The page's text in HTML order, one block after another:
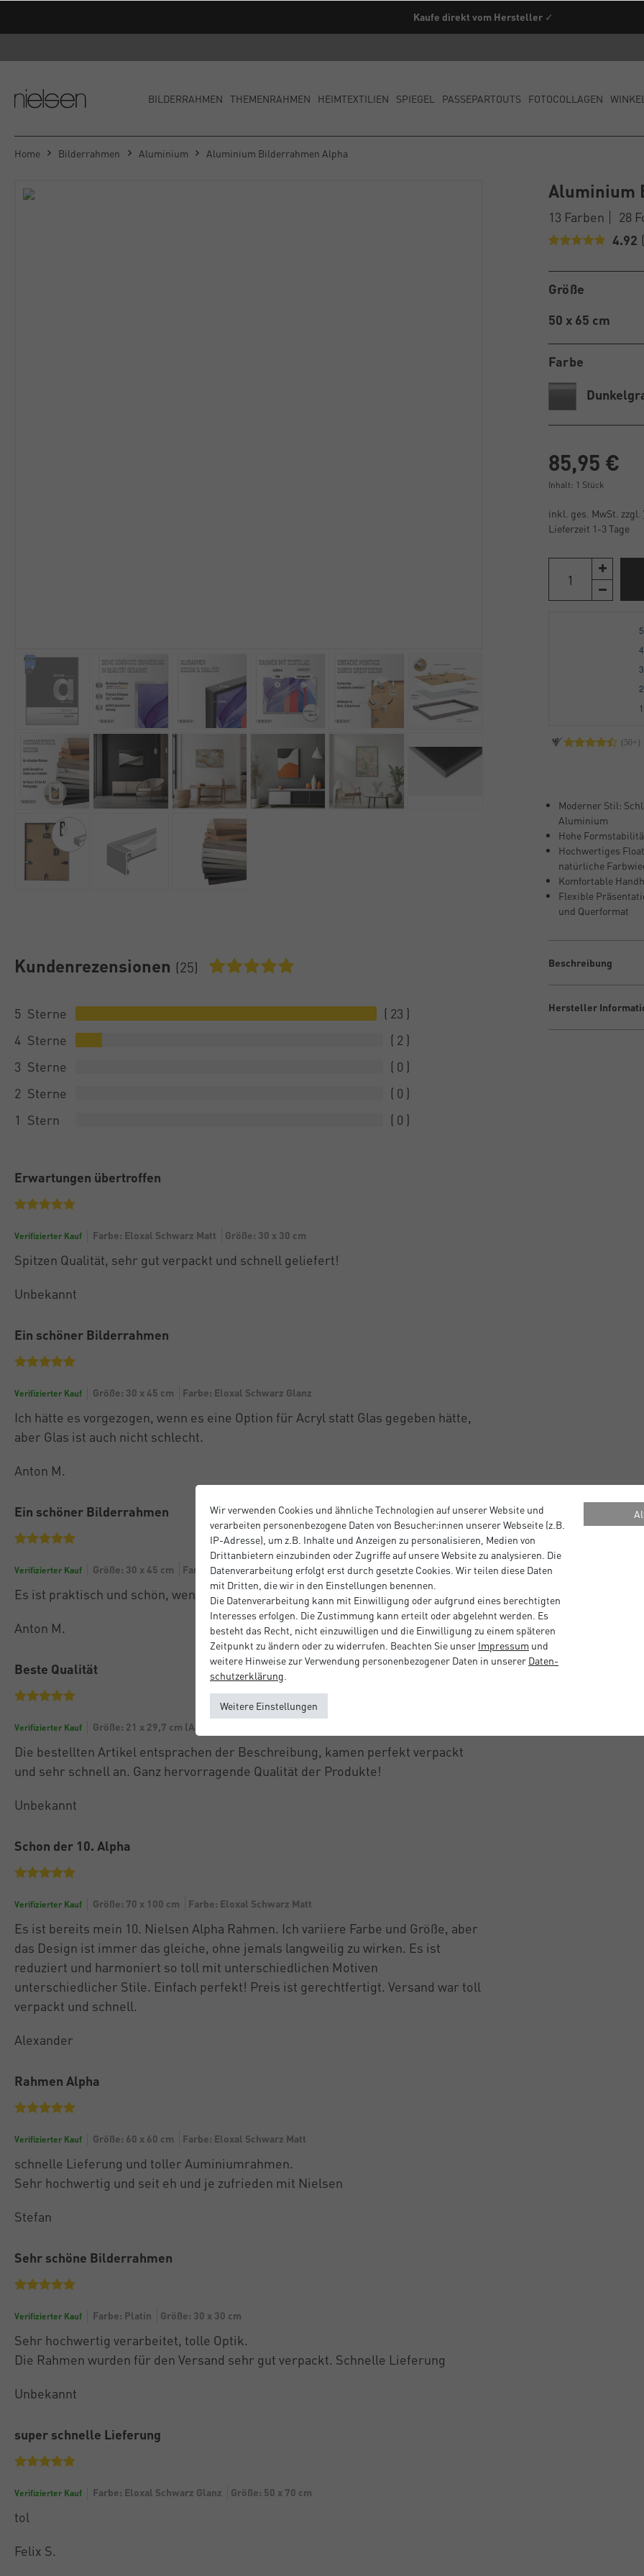
Kaufe direkt vom Hersteller ✓
BILDERRAHMEN THEMENRAHMEN HEIMTEXTILIEN SPIEGEL PASSEPARTOUTS FOTOCOLLAGEN
Home Bilderrahmen Aluminium Aluminium Bilderrahmen Alpha
Kundenrezensionen (25)
5
23
4
2
3
0
2
0
1
0
Erwartungen übertroffen
Verifizierter Kauf Farbe: Eloxal Schwarz Matt Größe: 30 x 30 cm
Spitzen Qualität, sehr gut verpackt und schnell geliefert!
Unbekannt
Ein schöner Bilderrahmen
Verifizierter Kauf Größe: 30 x 45 cm Farbe: Eloxal Schwarz Glanz
Ich hätte es vorgezogen, wenn es eine Option für Acryl statt Glas gegeben hätte,
aber Glas ist auch nicht schlecht.
Anton M.
Ein schöner Bilderrahmen
Verifizierter Kauf Größe: 30 x 45 cm Farbe: Eloxal Schwarz Glanz
Es ist praktisch und schön, wenn auch etwas teuer.
Anton M.
Beste Qualität
Verifizierter Kauf Größe: 21 x 29,7 cm (A4)
Die bestellten Artikel entsprachen der Beschreibung, kamen perfekt verpackt
und sehr schnell an. Ganz hervorragende Qualität der Produkte!
Unbekannt
Schon der 10. Alpha
Verifizierter Kauf Größe: 70 x 100 cm Farbe: Eloxal Schwarz Matt
Es ist bereits mein 10. Nielsen Alpha Rahmen. Ich variiere Farbe und Größe, aber
das Design ist immer das gleiche, ohne jemals langweilig zu wirken. Es ist
reduziert und harmoniert so toll mit unterschiedlichen Motiven
unterschiedlicher Stile. Einfach perfekt! Preis ist gerechtfertigt. Versand war toll
verpackt und schnell.
Alexander
Rahmen Alpha
Verifizierter Kauf Größe: 60 x 60 cm Farbe: Eloxal Schwarz Matt
schnelle Lieferung und toller Auminiumrahmen.
Sehr hochwertig und seit eh und je zufrieden mit Nielsen
Stefan
Sehr schöne Bilderrahmen
Verifizierter Kauf Farbe: Platin Größe: 30 x 30 cm
Sehr hochwertig verarbeitet, tolle Optik.
Die Rahmen wurden für den Versand sehr gut verpackt. Schnelle Lieferung
Unbekannt
super schnelle Lieferung
Verifizierter Kauf Farbe: Eloxal Schwarz Glanz Größe: 50 x 70 cm
tol
Felix S.
Aluminium
13 Farben
28
4.92
Größe
50 x 65 cm
Farbe
85,95 €
Inhalt: 1 Stück
inkl. ges. MwSt. zzgl.
Lieferzeit 1-3 Tage
Moderner Stil:
Aluminium
Hohe
Hochwertiges
natürliche
Komfortable
Flexible
und Querformat
Beschreibung
Hersteller
Wir verwenden Cookies und ähnliche Technologien auf unserer Website und
verarbeiten personenbezogene Daten von Besucher:innen unserer Webseite (z.B.
IP-Adresse), um z.B. Inhalte und Anzeigen zu personalisieren, Medien von
Drittanbietern einzubinden oder Zugriffe auf unsere Website zu analysieren. Die
Datenverarbeitung erfolgt erst durch gesetzte Cookies. Wir teilen diese Daten
mit Dritten, die wir in den Einstellungen benennen.
Die Datenverarbeitung kann mit Einwilligung oder aufgrund eines berechtigten
Interesses erfolgen. Die Zustimmung kann erteilt oder abgelehnt werden. Es
besteht das Recht, nicht einzuwilligen und die Einwilligung zu einem späteren
Zeitpunkt zu ändern oder zu widerrufen. Beachten Sie unser Impressum und
weitere Hinweise zur Verwendung personenbezogener Daten in unserer Daten­
schutz­erklärung
Weitere Einstellungen